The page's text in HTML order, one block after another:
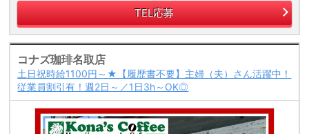
TEL応募
コナズ珈琲名取店
土日祝時給1100円～★【履歴書不要】主婦（夫）さん活躍中！
従業員割引有！週2日～／1日3h～OK◎